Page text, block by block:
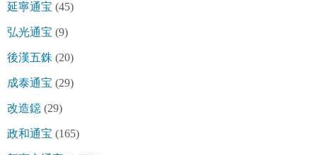
延寧通宝 (45)
弘光通宝 (9)
後漢五銖 (20)
成泰通宝 (29)
改造鐚 (29)
政和通宝 (165)